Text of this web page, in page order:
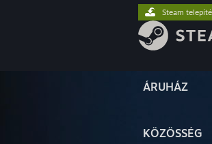
ÁRUHÁZ
KÖZÖSSÉG
Steam